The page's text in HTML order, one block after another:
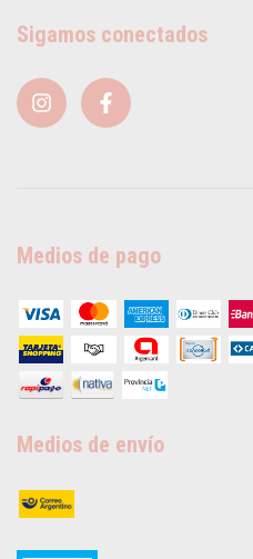
Sigamos conectados
Medios de pago
Medios de envío